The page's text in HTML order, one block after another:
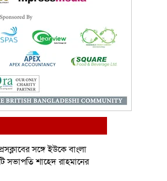
সঙ্গে ইউকে বাংলা
সভাপতি শাহেদ রাহমানের